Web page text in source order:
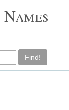
Names
Find!